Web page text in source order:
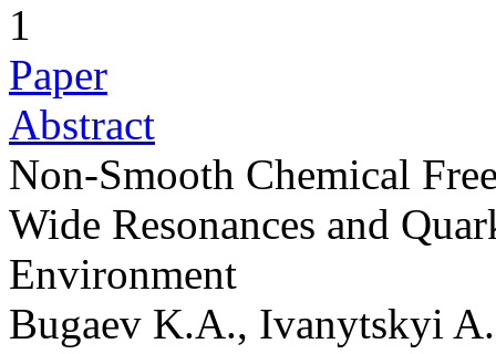
1
Paper
Abstract
Non-Smooth Chemical
Wide Resonances and
Environment
Bugaev K.A., Ivanytskyi